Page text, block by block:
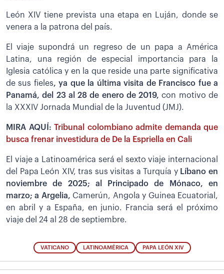
León XIV tiene prevista una etapa en Luján, donde se
venera a la patrona del país.
El viaje supondrá un regreso de un papa a América
Latina, una región de especial importancia para la
Iglesia católica y en la que reside una parte significativa
de sus fieles, ya que la última visita de Francisco fue a
Panamá, del 23 al 28 de enero de 2019,con motivo de
la XXXIV Jornada Mundial de la Juventud (JMJ).
MIRA AQUÍ: Tribunal colombiano admite demanda que
busca frenar investidura de De la Espriella en Cali
El viaje a Latinoamérica será el sexto viaje internacional
del Papa León XIV, tras sus visitas a Turquía y Líbano en
noviembre de 2025; al Principado de Mónaco, en
marzo; a Argelia, Camerún, Angola y Guinea Ecuatorial,
en abril y a España, en junio. Francia será el próximo
viaje del 24 al 28 de septiembre.
VATICANO LATINOAMÉRICA PAPA LEÓN XIV